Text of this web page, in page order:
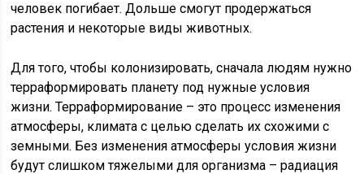
человек погибает. Дольше смогут продержаться
растения и некоторые виды животных.
Для того, чтобы колонизировать, сначала людям нужно
терраформировать планету под нужные условия
жизни. Терраформирование – это процесс изменения
атмосферы, климата с целью сделать их схожими с
земными. Без изменения атмосферы условия жизни
будут слишком тяжелыми для организма – радиация